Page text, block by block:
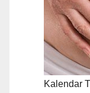
Kalendar